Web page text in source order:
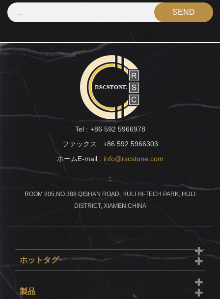
Tel : +86 592 5966978
ファックス : +86 592 5966303
ホームE-mail : info@rscstone.com
:
ROOM 805,NO.388 QISHAN ROAD, HULI HI-TECH PARK, HULI
DISTRICT, XIAMEN,CHINA
ホットタグ
製品